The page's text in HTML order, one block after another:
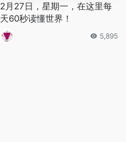
2月27日，星期一，在这里每
天60秒读懂世界！
5,895